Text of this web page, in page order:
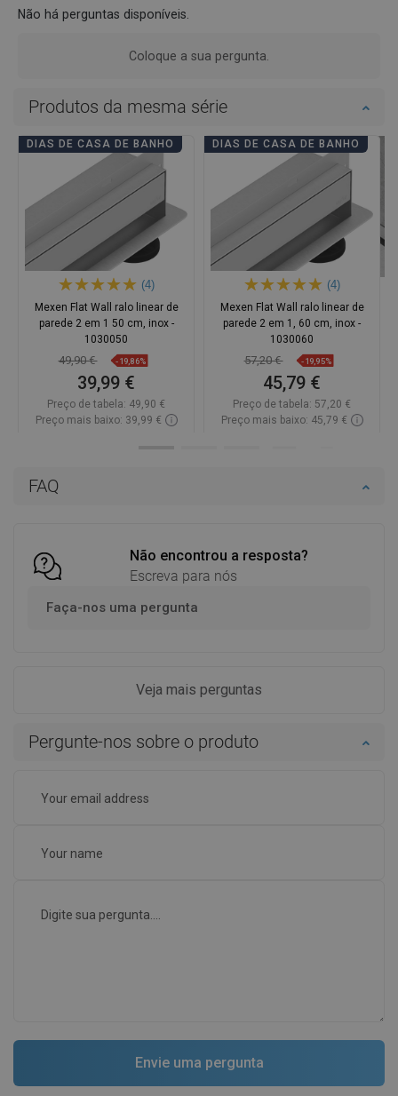
FAQ
Não encontrou a resposta?
Escreva para nós
Faça-nos uma pergunta
Veja mais perguntas
Não há perguntas disponíveis.
Coloque a sua pergunta.
Pergunte-nos sobre o produto
Produtos da mesma série
DIAS DE CASA DE BANHO
(4)
Mexen Flat Wall ralo linear de
parede 2 em 1 50 cm, inox -
1030050
49,90 € -19,86%
39,99 €
Preço de tabela: 49,90 €
Preço mais baixo: 39,99 €
DIAS DE CASA DE BANHO
(4)
Mexen Flat Wall ralo linear de
parede 2 em 1, 60 cm, inox -
1030060
57,20 € -19,95%
45,79 €
Preço de tabela: 57,20 €
Preço mais baixo: 45,79 €